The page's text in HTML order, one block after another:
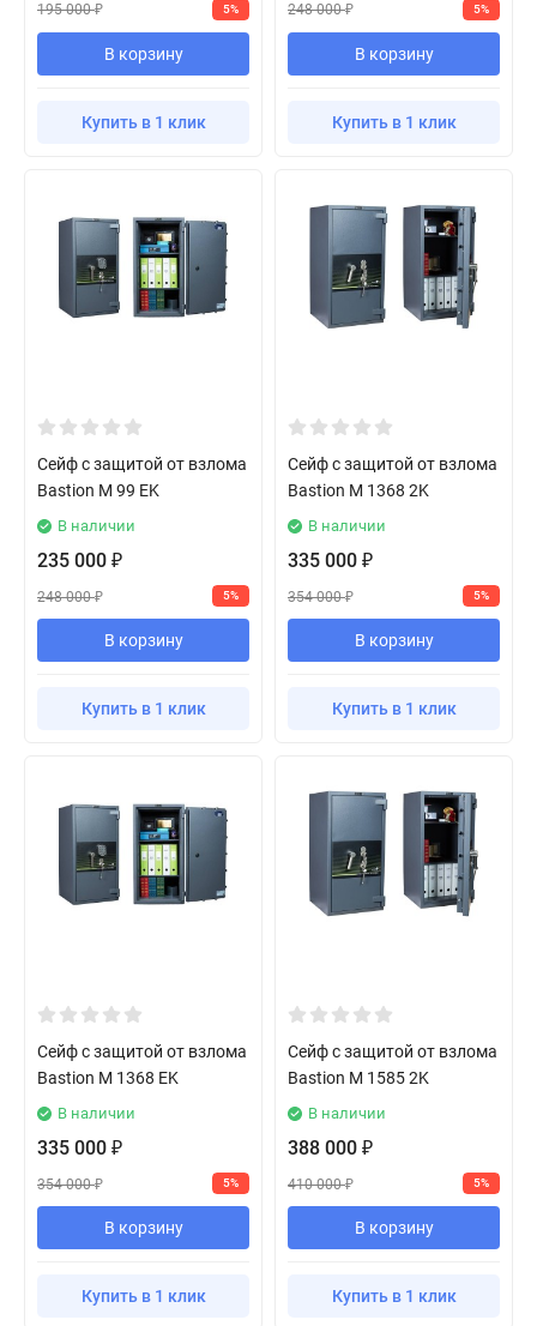
195 000₽ 5%
В корзину
Купить в 1 клик
248 000₽ 5%
В корзину
Купить в 1 клик
Сейф с защитой от взлома
Bastion M 99 EK
В наличии
235 000 ₽
248 000₽ 5%
В корзину
Купить в 1 клик
Сейф с защитой от взлома
Bastion M 1368 2K
В наличии
335 000 ₽
354 000₽ 5%
В корзину
Купить в 1 клик
Сейф с защитой от взлома
Bastion M 1368 EK
В наличии
335 000 ₽
354 000₽ 5%
В корзину
Купить в 1 клик
Сейф с защитой от взлома
Bastion M 1585 2K
В наличии
388 000 ₽
410 000₽ 5%
В корзину
Купить в 1 клик